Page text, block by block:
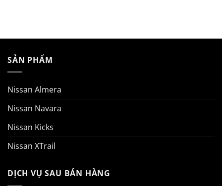
SẢN PHẨM
Nissan Almera
Nissan Navara
Nissan Kicks
Nissan XTrail
DỊCH VỤ SAU BÁN HÀNG